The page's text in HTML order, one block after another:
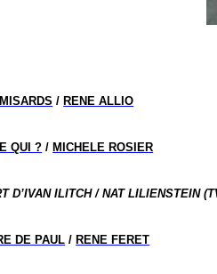
/ RENE ALLIO
QUI ? / MICHELE ROSIER
D’IVAN ILITCH / NAT LILIENSTEIN
DE PAUL / RENE FERET